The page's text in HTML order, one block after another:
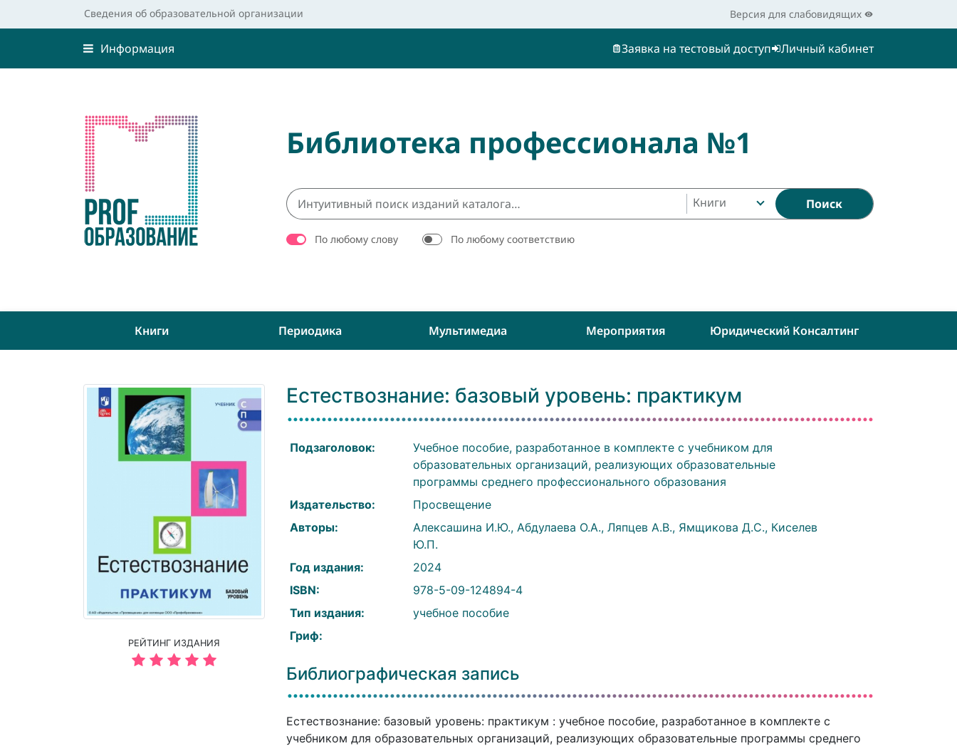
Сведения об образовательной организации Версия для слабовидящих
Информация Заявка на тестовый доступ Личный кабинет
Библиотека профессионала №1
Книги Поиск
По любому слову По любому соответствию
Книги Периодика Мультимедиа Мероприятия Юридический Консалтинг
РЕЙТИНГ ИЗДАНИЯ
Естествознание: базовый уровень: практикум
Подзаголовок:
Учебное пособие, разработанное в комплекте с учебником для
образовательных организаций, реализующих образовательные
программы среднего профессионального образования
Издательство:
Просвещение
Авторы:
Алексашина И.Ю., Абдулаева О.А., Ляпцев А.В., Ямщикова Д.С., Киселев
Ю.П.
Год издания:
2024
ISBN:
978-5-09-124894-4
Тип издания:
учебное пособие
Гриф:
Библиографическая запись
Естествознание: базовый уровень: практикум : учебное пособие, разработанное в комплекте с
учебником для образовательных организаций, реализующих образовательные программы среднего